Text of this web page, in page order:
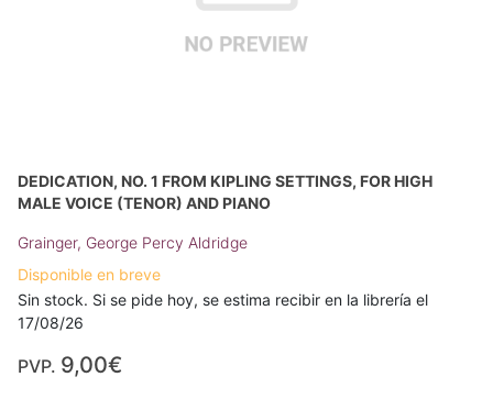
DEDICATION, NO. 1 FROM KIPLING SETTINGS, FOR HIGH
MALE VOICE (TENOR) AND PIANO
Grainger, George Percy Aldridge
Disponible en breve
Sin stock. Si se pide hoy, se estima recibir en la librería el
17/08/26
PVP. 9,00€